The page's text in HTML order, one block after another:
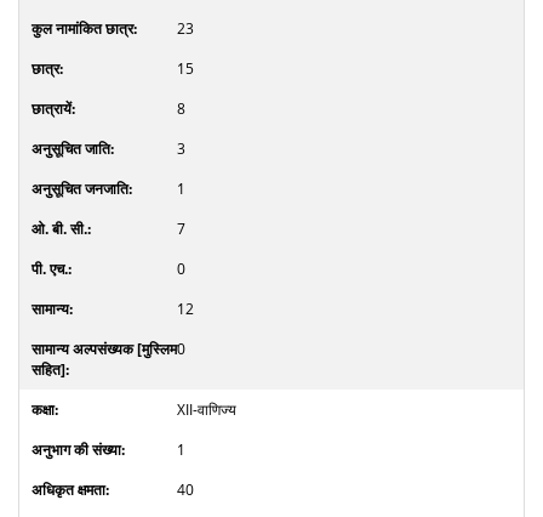
23
15
8
3
1
7
0
12
0
XII-वाणिज्य
1
40